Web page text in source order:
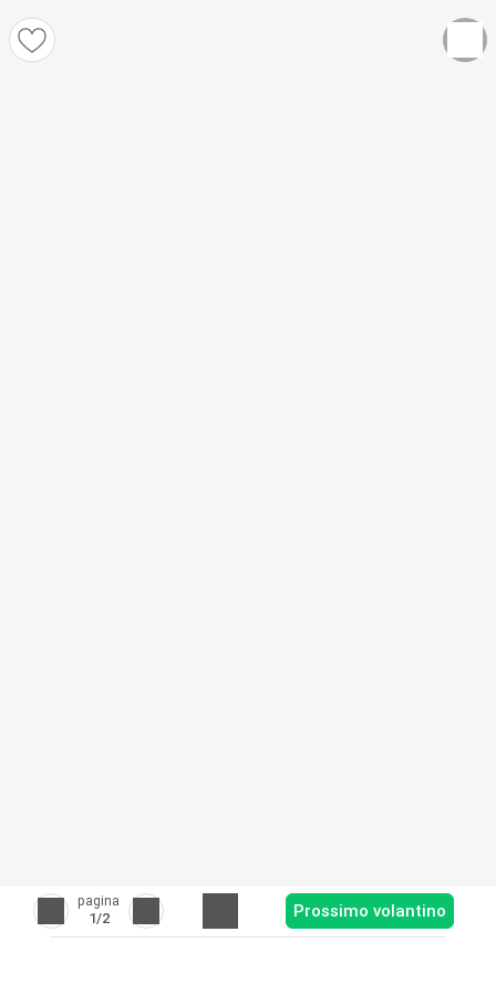
pagina
1/2 Prossimo volantino